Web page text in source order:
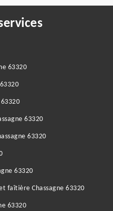
63320
63320
63320
63320
faîtière Chassagne 63320
63320